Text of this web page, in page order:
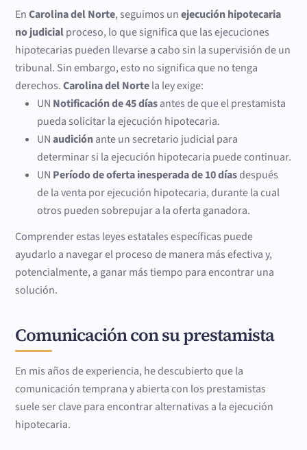
EnCarolina del Norte, seguimos unejecución hipotecaria
no judicialproceso, lo que significa que las ejecuciones
hipotecarias pueden llevarse a cabo sin la supervisión de un
tribunal. Sin embargo, esto no significa que no tenga
derechos.Carolina del Nortela ley exige:
UN Notificación de 45 díasantes de que el prestamista
pueda solicitar la ejecución hipotecaria.
UNaudiciónante un secretario judicial para
determinar si la ejecución hipotecaria puede continuar.
UN Período de oferta inesperada de 10 díasdespués
de la venta por ejecución hipotecaria, durante la cual
otros pueden sobrepujar a la oferta ganadora.
Comprender estas leyes estatales específicas puede
ayudarlo a navegar el proceso de manera más efectiva y,
potencialmente, a ganar más tiempo para encontrar una
solución.
Comunicación con su prestamista
En mis años de experiencia, he descubierto que la
comunicación temprana y abierta con los prestamistas
suele ser clave para encontrar alternativas a la ejecución
hipotecaria.